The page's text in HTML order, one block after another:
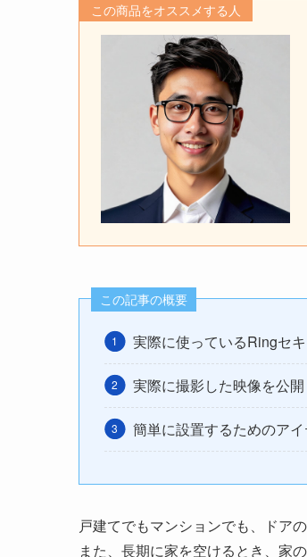
この商品をオススメする人
この記事の概要
実際に使っているRingセ
実際に撮影した映像を公開
簡単に設置するためのア
戸建てでもマンションでも、ドア
また、長期に家を空けるとき、家